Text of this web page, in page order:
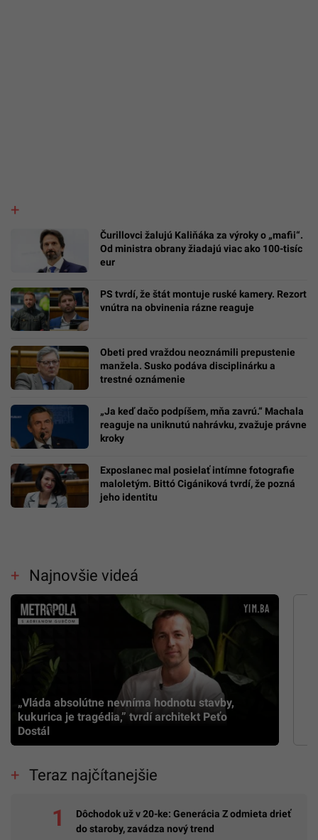
Čurillovci žalujú Kaliňáka za výroky o „mafii“.
Od ministra obrany žiadajú viac ako 100-tisíc
eur
PS tvrdí, že štát montuje ruské kamery. Rezort
vnútra na obvinenia rázne reaguje
Obeti pred vraždou neoznámili prepustenie
manžela. Susko podáva disciplinárku a
trestné oznámenie
„Ja keď dačo podpíšem, mňa zavrú.“ Machala
reaguje na uniknutú nahrávku, zvažuje právne
kroky
Exposlanec mal posielať intímne fotografie
maloletým. Bittó Cigániková tvrdí, že pozná
jeho identitu
Najnovšie videá
„Vláda absolútne nevníma hodnotu stavby,
kukurica je tragédia,” tvrdí architekt Peťo
Dostál
Teraz najčítanejšie
Dôchodok už v 20-ke: Generácia Z odmieta drieť
do staroby, zavádza nový trend